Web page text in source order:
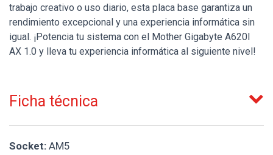
trabajo creativo o uso diario, esta placa base garantiza un
rendimiento excepcional y una experiencia informática sin
igual. ¡Potencia tu sistema con el Mother Gigabyte A620I
AX 1.0 y lleva tu experiencia informática al siguiente nivel!
Ficha técnica
Socket: AM5